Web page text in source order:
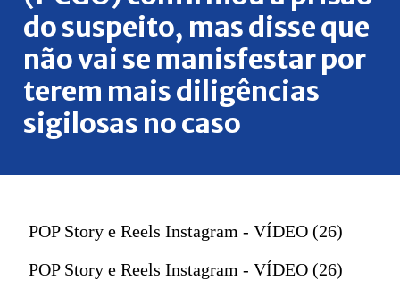
do suspeito, mas disse que
não vai se manisfestar por
terem mais diligências
sigilosas no caso
POP Story e Reels Instagram - VÍDEO (26)
POP Story e Reels Instagram - VÍDEO (26)